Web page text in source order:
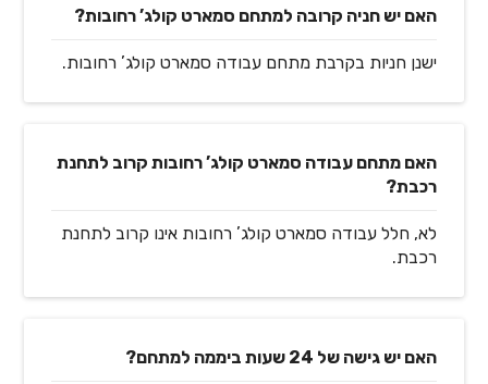
האם יש חניה קרובה למתחם סמארט קולג’ רחובות?
ישנן חניות בקרבת מתחם עבודה סמארט קולג’ רחובות.
האם מתחם עבודה סמארט קולג’ רחובות קרוב לתחנת
רכבת?
לא, חלל עבודה סמארט קולג’ רחובות אינו קרוב לתחנת
רכבת.
האם יש גישה של 24 שעות ביממה למתחם?